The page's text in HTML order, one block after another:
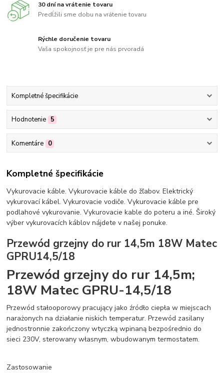
30 dní na vrátenie tovaru
Predĺžili sme dobu na vrátenie tovaru
Rýchle doručenie tovaru
Vaša spokojnosť je pre nás prvoradá
Kompletné špecifikácie
Hodnotenie 5
Komentáre 0
Kompletné špecifikácie
Vykurovacie káble. Vykurovacie káble do žľabov. Elektrický
vykurovací kábel. Vykurovacie vodiče. Vykurovacie káble pre
podlahové vykurovanie. Vykurovacie kable do poteru a iné. Široký
výber vykurovacích káblov nájdete v našej ponuke.
Przewód grzejny do rur 14,5m 18W Matec
GPRU14,5/18
Przewód grzejny do rur 14,5m;
18W Matec GPRU-14,5/18
Przewód stałooporowy pracujący jako źródło ciepła w miejscach
narażonych na działanie niskich temperatur. Przewód zasilany
jednostronnie zakończony wtyczką wpinaną bezpośrednio do
sieci 230V, sterowany własnym, wbudowanym termostatem.
Zastosowanie